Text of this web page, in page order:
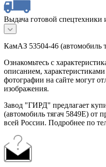
Выдача готовой спецтехники
КамАЗ 53504-46 (автомобиль
Ознакомьтесь с
описанием,
фотографии на сайте могут
изображения.
Завод "ГИРД" предлагает
(автомобиль тягач 5849Е) от
всей России. Подробнее по